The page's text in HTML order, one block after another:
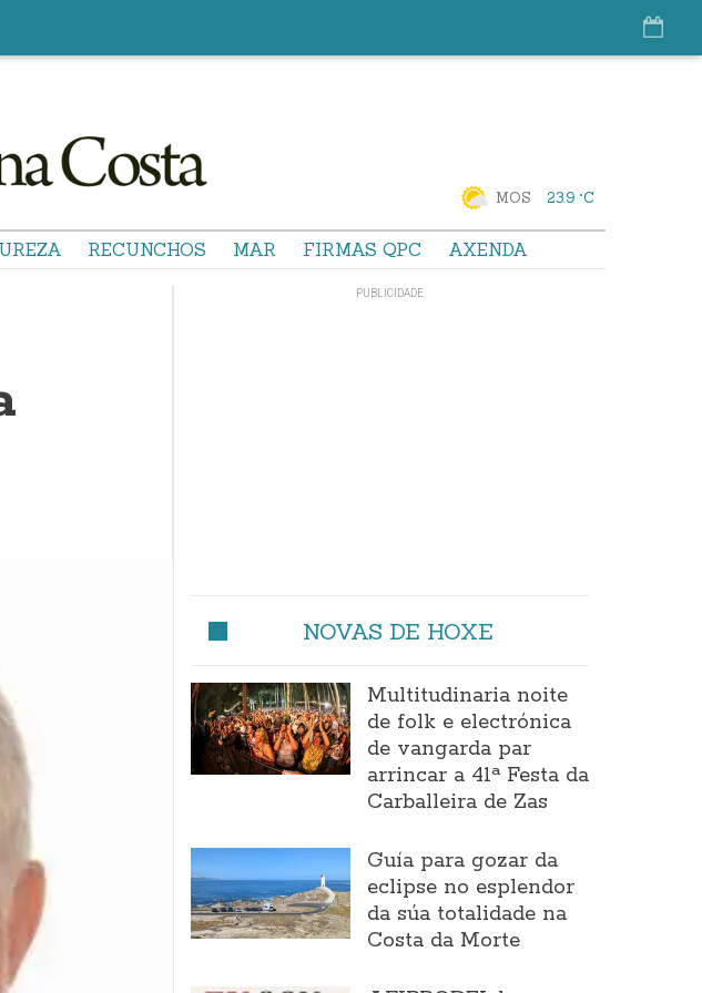
MOS 23.9 °C
RECUNCHOS MAR FIRMAS QPC AXENDA
NOVAS DE HOXE
Multitudinaria noite
de folk e electrónica
de vangarda par
arrincar a 41ª Festa da
Carballeira de Zas
Guía para gozar da
eclipse no esplendor
da súa totalidade na
Costa da Morte